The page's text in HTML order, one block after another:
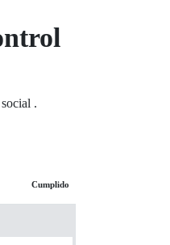
.
Cumplido